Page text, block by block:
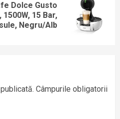
Dolce Gusto
1500W, 15 Bar,
Negru/Alb
Câmpurile obligatorii